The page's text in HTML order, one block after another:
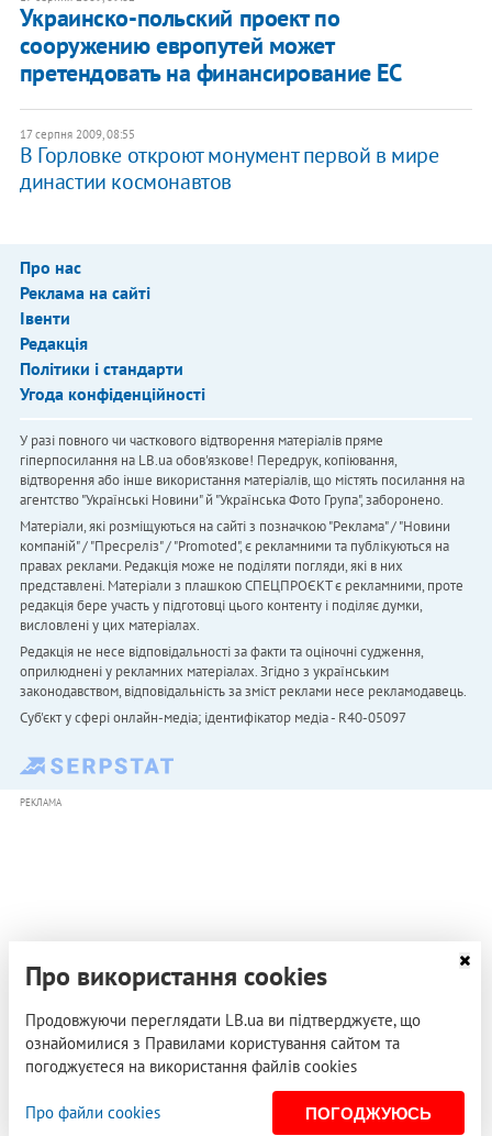
Украинско-польский проект по
сооружению европутей может
претендовать на финансирование ЕС
17 серпня 2009, 08:55
В Горловке откроют монумент первой в мире
династии космонавтов
Про нас
Реклама на сайті
Івенти
Редакція
Політики і стандарти
Угода конфіденційності
У разі повного чи часткового відтворення матеріалів пряме
гіперпосилання на LB.ua обов'язкове! Передрук, копіювання,
відтворення або інше використання матеріалів, що містять посилання на
агентство "Українськi Новини" й "Українська Фото Група", заборонено.
Матеріали, які розміщуються на сайті з позначкою "Реклама" / "Новини
компаній" / "Пресреліз" / "Promoted", є рекламними та публікуються на
правах реклами. Редакція може не поділяти погляди, які в них
представлені. Матеріали з плашкою СПЕЦПРОЄКТ є рекламними, проте
редакція бере участь у підготовці цього контенту і поділяє думки,
висловлені у цих матеріалах.
Редакція не несе відповідальності за факти та оціночні судження,
оприлюднені у рекламних матеріалах. Згідно з українським
законодавством, відповідальність за зміст реклами несе рекламодавець.
Cуб'єкт у сфері онлайн-медіа; ідентифікатор медіа - R40-05097
РЕКЛАМА
Про використання cookies
Продовжуючи переглядати LB.ua ви підтверджуєте, що
ознайомилися з Правилами користування сайтом та
погоджуєтеся на використання файлів cookies
Про файли cookies ПОГОДЖУЮСЬ